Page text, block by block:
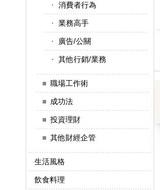
消費者行為
業務高手
廣告/公關
其他行銷/業務
職場工作術
成功法
投資理財
其他財經企管
生活風格
飲食料理